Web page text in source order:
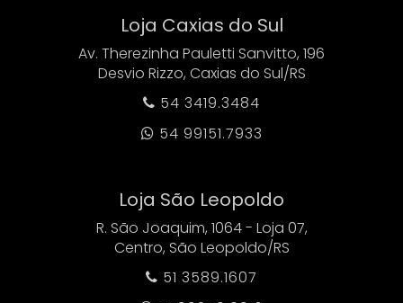
Loja Caxias do Sul
Av. Therezinha Pauletti Sanvitto, 196
Desvio Rizzo, Caxias do Sul/RS
 54 3419.3484
 54 99151.7933
Loja São Leopoldo
R. São Joaquim, 1064 - Loja 07,
Centro, São Leopoldo/RS
 51 3589.1607